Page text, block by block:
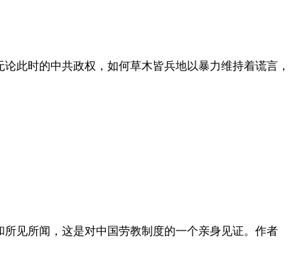
此时的中共政权，如何草木皆兵地以暴力维持着谎言，
见所闻，这是对中国劳教制度的一个亲身见证。作者